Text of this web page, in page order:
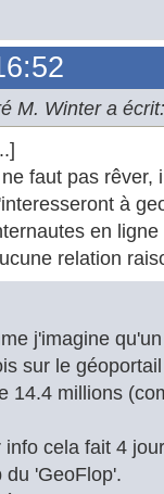
M. Winter a écrit:
faut pas rêver,
à
en
relation
j'imagine
sur le
14.4 millions
info cela fait 4
du 'GeoFlop'.